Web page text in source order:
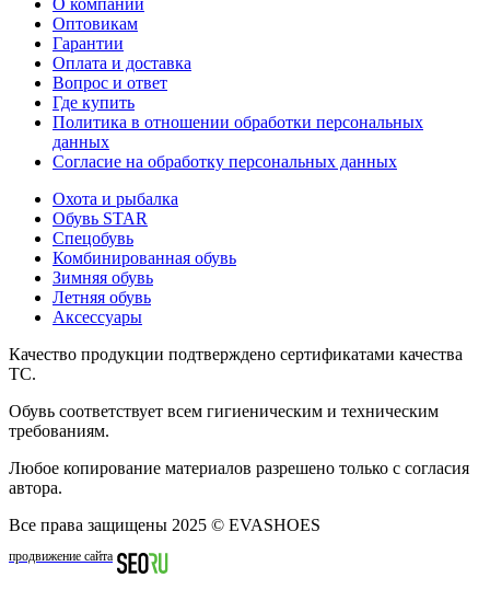
Оптовикам
Гарантии
Оплата и доставка
Вопрос и ответ
Где купить
Политика в отношении обработки персональных
данных
Согласие на обработку персональных данных
Охота и рыбалка
Обувь STAR
Спецобувь
Комбинированная обувь
Зимняя обувь
Летняя обувь
Аксессуары
Качество продукции подтверждено сертификатами качества
ТС.
Обувь соответствует всем гигиеническим и техническим
требованиям.
Любое копирование материалов разрешено только с согласия
автора.
Все права защищены 2025 © EVASHOES
продвижение сайта